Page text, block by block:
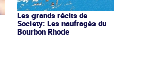
Les grands récits de
Society: Les naufragés du
Bourbon Rhode